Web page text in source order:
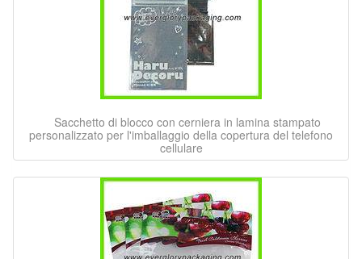
Sacchetto di blocco con cerniera in lamina stampato
personalizzato per l'imballaggio della copertura del telefono
cellulare